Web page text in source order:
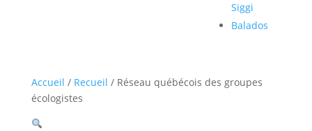
Siggi
Balados
Accueil / Recueil / Réseau québécois des groupes
écologistes